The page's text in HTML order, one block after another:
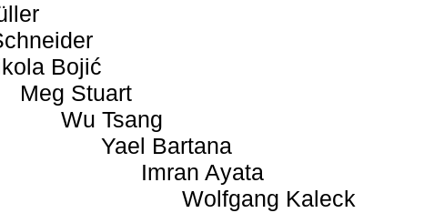
Bojić
Meg Stuart
Wu Tsang
Yael Bartana
Imran Ayata
Wolfgang Kaleck